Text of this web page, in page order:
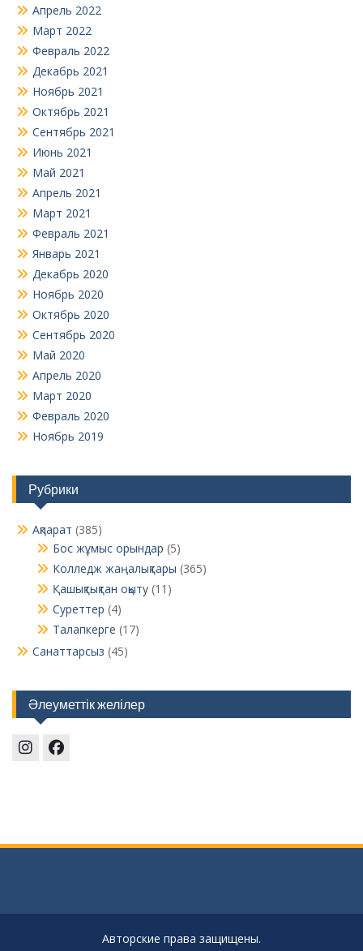
Апрель 2022
Март 2022
Февраль 2022
Декабрь 2021
Ноябрь 2021
Октябрь 2021
Сентябрь 2021
Июнь 2021
Май 2021
Апрель 2021
Март 2021
Февраль 2021
Январь 2021
Декабрь 2020
Ноябрь 2020
Октябрь 2020
Сентябрь 2020
Май 2020
Апрель 2020
Март 2020
Февраль 2020
Ноябрь 2019
Рубрики
Ақпарат (385)
Бос жұмыс орындар (5)
Колледж жаңалықтары (365)
Қашықтықтан оқыту (11)
Суреттер (4)
Талапкерге (17)
Санаттарсыз (45)
Әлеуметтік желілер
Авторские права защищены.